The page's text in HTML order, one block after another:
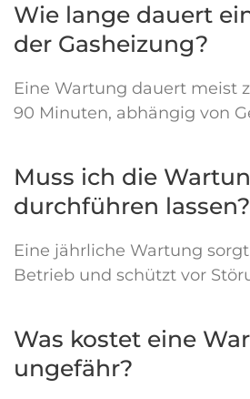
Wie lange dauert
der Gasheizung?
Eine Wartung dauert meist
90 Minuten, abhängig von
Muss ich die
durchführen lassen?
Eine jährliche Wartung
Betrieb und schützt vor
Was kostet eine
ungefähr?